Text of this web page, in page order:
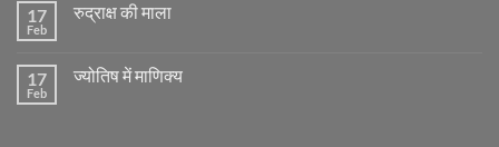
के
अनुसार
विचार
रोग
ज्योतिष
17
Feb
रुद्राक्ष की माला
रुद्राक्ष
17
Feb
ज्योतिष में माणिक्य